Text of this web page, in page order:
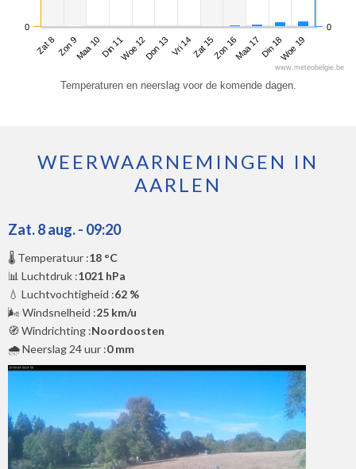
Zat 8Zon 9Maa 10Din 11Woe 12Don 13Vri 14Zat 15Zon 16Maa 17Din 18Woe 19
0 0
www.meteobelgie.be
Temperaturen en neerslag voor de komende dagen.
WEERWAARNEMINGEN IN
AARLEN
Zat. 8 aug. - 09:20
🌡️ Temperatuur :18 °C
📊 Luchtdruk :1021 hPa
💧 Luchtvochtigheid :62 %
🌬️ Windsnelheid :25 km/u
🧭 Windrichting :Noordoosten
🌧️ Neerslag 24 uur :0 mm